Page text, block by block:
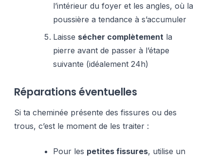
l’intérieur du foyer et les angles, où la
poussière a tendance à s’accumuler
Laisse sécher complètement la
pierre avant de passer à l’étape
suivante (idéalement 24h)
Réparations éventuelles
Si ta cheminée présente des fissures ou des
trous, c’est le moment de les traiter :
Pour les petites fissures, utilise un